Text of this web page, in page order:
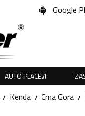
Google
AUTO PLACEVI
Kenda Crna Gora